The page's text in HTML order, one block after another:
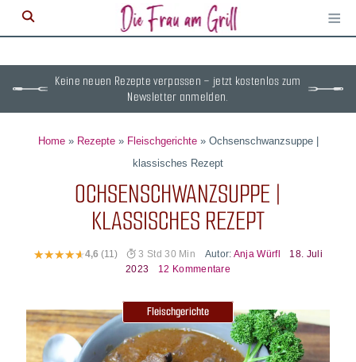
≡
Keine neuen Rezepte verpassen – jetzt kostenlos zum
Newsletter anmelden.
Home» Rezepte» Fleischgerichte» Ochsenschwanzsuppe |
klassisches Rezept
OCHSENSCHWANZSUPPE |
KLASSISCHES REZEPT
4,6(11) 3 Std 30 Min Autor: Anja Würfl
18. Juli
2023
12 Kommentare
Fleischgerichte